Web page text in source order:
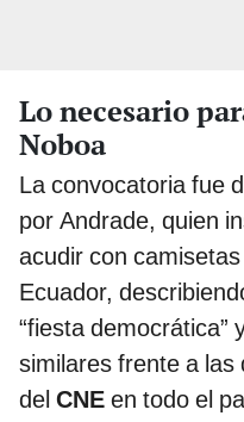
Lo necesario
Noboa
La convocatoria fue
por Andrade, quien
acudir con
Ecuador,
“fiesta democrática”
similares frente a las
del CNE en todo el